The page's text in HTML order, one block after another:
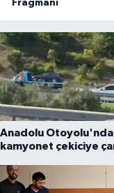
Fragmanı
Anadolu Otoyolu'nda
kamyonet çekiciye